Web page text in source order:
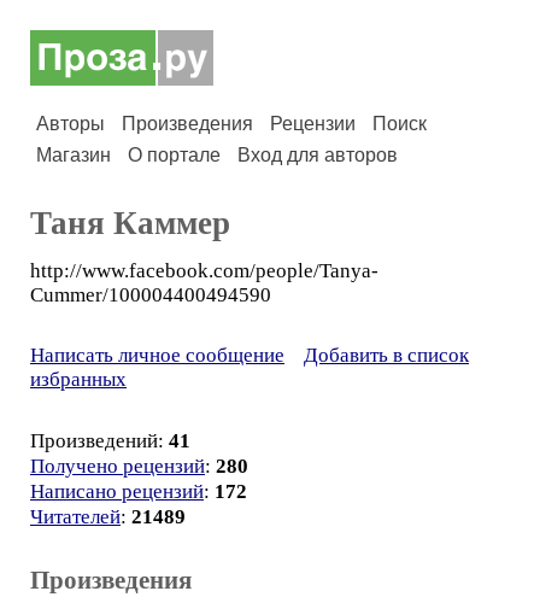
Авторы Произведения Рецензии
Поиск
Магазин
О портале Вход для авторов
Таня Каммер
http://www.facebook.com/people/Tanya-
Cummer/100004400494590
Написать личное сообщение
Добавить в список
избранных
Произведений: 41
Получено рецензий: 280
Написано рецензий: 172
Читателей: 21489
Произведения